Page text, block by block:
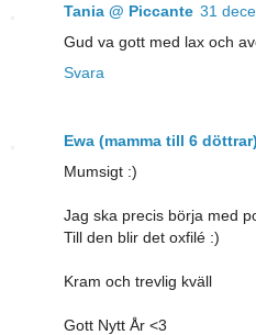
Tania @ Piccante 31
Gud va gott med lax och
Svara
Ewa (mamma till 6 döttrar)
Mumsigt :)
Jag ska precis börja med
Till den blir det oxfilé :)
Kram och trevlig kväll
Gott Nytt År <3